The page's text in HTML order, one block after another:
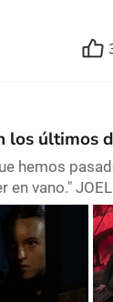
los últimos
hemos
en vano."
algunas
muchas
thriller, o al
aturdido al
pasa el